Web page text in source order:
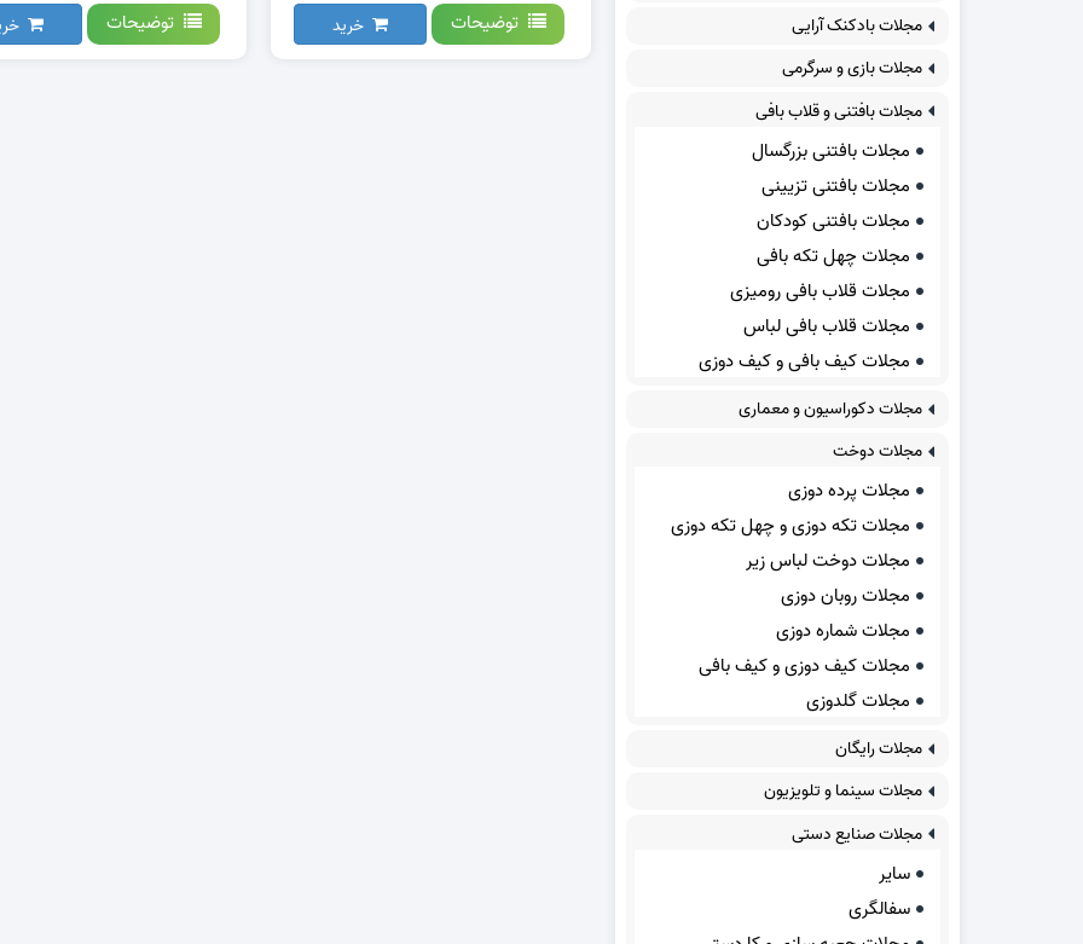
توضیحات
خرید
توضیحات
مجلات بادکنک آرایی
مجلات بازی و سرگرمی
مجلات بافتنی و قلاب بافی
مجلات بافتنی بزرگسال
مجلات بافتنی تزیینی
مجلات بافتنی کودکان
مجلات چهل تکه بافی
مجلات قلاب بافی رومیزی
مجلات قلاب بافی لباس
مجلات کیف بافی و کیف دوزی
مجلات دکوراسیون و معماری
مجلات دوخت
مجلات پرده دوزی
مجلات تکه دوزی و چهل تکه دوزی
مجلات دوخت لباس زیر
مجلات روبان دوزی
مجلات شماره دوزی
مجلات کیف دوزی و کیف بافی
مجلات گلدوزی
مجلات رایگان
مجلات سینما و تلویزیون
مجلات صنایع دستی
سایر
سفالگری